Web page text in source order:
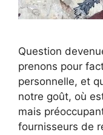
Question
prenons pour
personnelle, et
notre goût, où
mais
fournisseurs de